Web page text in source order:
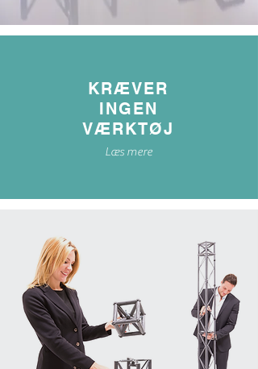
KRÆVER
INGEN
VÆRKTØJ
Læs mere